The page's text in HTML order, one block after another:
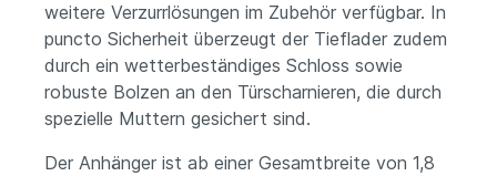
weitere Verzurrlösungen im Zubehör verfügbar. In
puncto Sicherheit überzeugt der Tieflader zudem
durch ein wetterbeständiges Schloss sowie
robuste Bolzen an den Türscharnieren, die durch
spezielle Muttern gesichert sind.
Der Anhänger ist ab einer Gesamtbreite von 1,8